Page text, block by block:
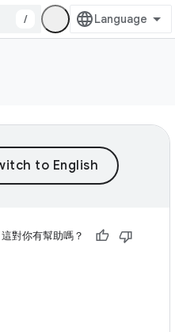
/
這對你有幫助嗎？